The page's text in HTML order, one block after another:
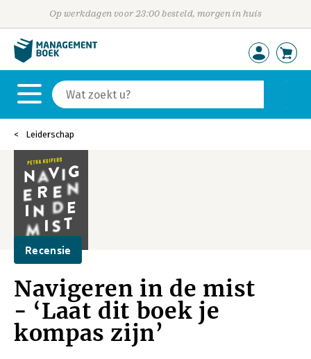
Op werkdagen voor 23:00 besteld, morgen in huis
Leiderschap
Recensie
Navigeren in de mist
- ‘Laat dit boek je
kompas zijn’